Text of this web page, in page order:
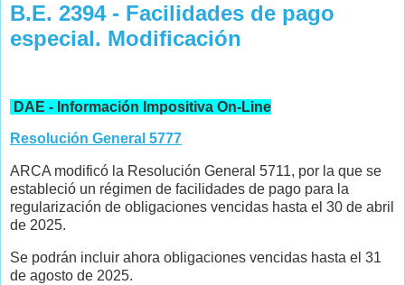
B.E. 2394 - Facilidades de pago
especial. Modificación
DAE - Información Impositiva On-Line
Resolución General 5777
ARCA modificó la Resolución General 5711, por la que se
estableció un régimen de facilidades de pago para la
regularización de obligaciones vencidas hasta el 30 de abril
de 2025.
Se podrán incluir ahora obligaciones vencidas hasta el 31
de agosto de 2025.